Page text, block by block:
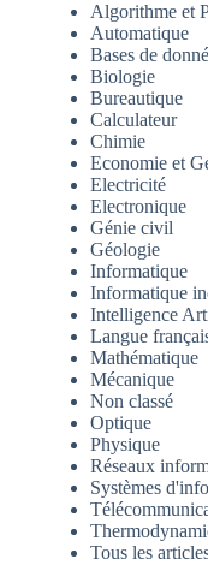
Algorithme et
Automatique
Bases de
Biologie
Bureautique
Calculateur
Chimie
Economie et
Electricité
Electronique
Génie civil
Géologie
Informatique
Informatique
Intelligence
Langue
Mathématique
Mécanique
Non classé
Optique
Physique
Réseaux
Systèmes
Tous les